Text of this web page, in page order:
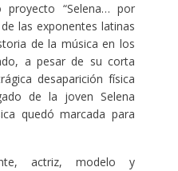
proyecto “Selena… por
las exponentes latinas
de la música en los
a pesar de su corta
desaparición física
de la joven Selena
quedó marcada para
actriz, modelo y